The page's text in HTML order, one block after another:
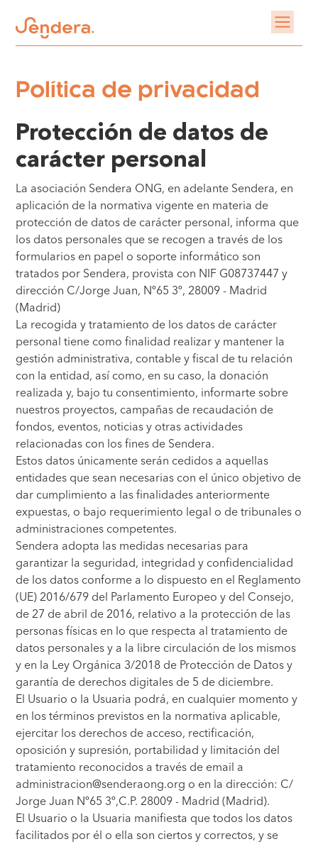
Política de privacidad
Protección de datos de
carácter personal
La asociación Sendera ONG, en adelante Sendera, en
aplicación de la normativa vigente en materia de
protección de datos de carácter personal, informa que
los datos personales que se recogen a través de los
formularios en papel o soporte informático son
tratados por Sendera, provista con NIF G08737447 y
dirección C/Jorge Juan, Nº65 3º, 28009 - Madrid
(Madrid)
La recogida y tratamiento de los datos de carácter
personal tiene como finalidad realizar y mantener la
gestión administrativa, contable y fiscal de tu relación
con la entidad, así como, en su caso, la donación
realizada y, bajo tu consentimiento, informarte sobre
nuestros proyectos, campañas de recaudación de
fondos, eventos, noticias y otras actividades
relacionadas con los fines de Sendera.
Estos datos únicamente serán cedidos a aquellas
entidades que sean necesarias con el único objetivo de
dar cumplimiento a las finalidades anteriormente
expuestas, o bajo requerimiento legal o de tribunales o
administraciones competentes.
Sendera adopta las medidas necesarias para
garantizar la seguridad, integridad y confidencialidad
de los datos conforme a lo dispuesto en el Reglamento
(UE) 2016/679 del Parlamento Europeo y del Consejo,
de 27 de abril de 2016, relativo a la protección de las
personas físicas en lo que respecta al tratamiento de
datos personales y a la libre circulación de los mismos
y en la Ley Orgánica 3/2018 de Protección de Datos y
garantía de derechos digitales de 5 de diciembre.
El Usuario o la Usuaria podrá, en cualquier momento y
en los términos previstos en la normativa aplicable,
ejercitar los derechos de acceso, rectificación,
oposición y supresión, portabilidad y limitación del
tratamiento reconocidos a través de email a
administracion@senderaong.org o en la dirección: C/
Jorge Juan Nº65 3º,C.P. 28009 - Madrid (Madrid).
El Usuario o la Usuaria manifiesta que todos los datos
facilitados por él o ella son ciertos y correctos, y se